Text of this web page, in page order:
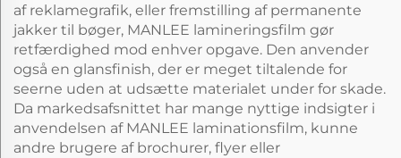
af reklamegrafik, eller fremstilling af permanente
jakker til bøger, MANLEE lamineringsfilm gør
retfærdighed mod enhver opgave. Den anvender
også en glansfinish, der er meget tiltalende for
seerne uden at udsætte materialet under for skade.
Da markedsafsnittet har mange nyttige indsigter i
anvendelsen af MANLEE laminationsfilm, kunne
andre brugere af brochurer, flyer eller